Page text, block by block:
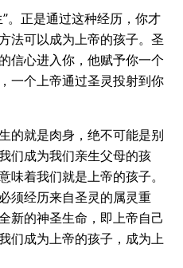
。正是通过这种经历，你才
法可以成为上帝的孩子。圣
信心进入你，他赋予你一个
一个上帝通过圣灵投射到你
的就是肉身，绝不可能是别
们成为我们亲生父母的孩
味着我们就是上帝的孩子。
须经历来自圣灵的属灵重
新的神圣生命，即上帝自己
们成为上帝的孩子，成为上